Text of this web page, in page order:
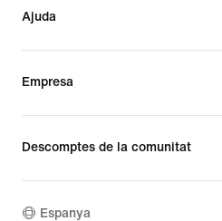
Ajuda
Empresa
Descomptes de la comunitat
Espanya